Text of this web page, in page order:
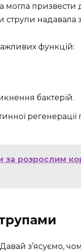
призвести
струпи надавала
функцій:
бактерій.
регенерації
розрослим
з’ясуємо,